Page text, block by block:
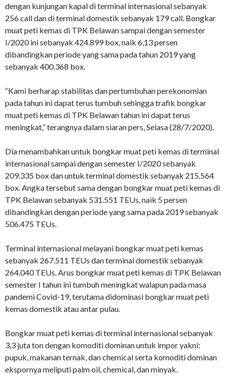
dengan kunjungan kapal di terminal internasional sebanyak
256 call dan di terminal domestik sebanyak 179 call. Bongkar
muat peti kemas di TPK Belawan sampai dengan semester
I/2020 ini sebanyak 424.899 box, naik 6,13 persen
dibandingkan periode yang sama pada tahun 2019 yang
sebanyak 400.368 box.
“Kami berharap stabilitas dan pertumbuhan perekonomian
pada tahun ini dapat terus tumbuh sehingga trafik bongkar
muat peti kemas di TPK Belawan tahun ini dapat terus
meningkat,” terangnya dalam siaran pers, Selasa (28/7/2020).
Dia menambahkan untuk bongkar muat peti kemas di terminal
internasional sampai dengan semester I/2020 sebanyak
209.335 box dan untuk terminal domestik sebanyak 215.564
box. Angka tersebut sama dengan bongkar muat peti kemas di
TPK Belawan sebanyak 531.551 TEUs, naik 5 persen
dibandingkan dengan periode yang sama pada 2019 sebanyak
506.475 TEUs.
Terminal internasional melayani bongkar muat peti kemas
sebanyak 267.511 TEUs dan terminal domestik sebanyak
264.040 TEUs. Arus bongkar muat peti kemas di TPK Belawan
semester I tahun ini tumbuh meningkat walapun pada masa
pandemi Covid-19, terutama didominasi bongkar muat peti
kemas domestik atau antar pulau.
Bongkar muat peti kemas di terminal internasional sebanyak
3,3 juta ton dengan komoditi dominan untuk impor yakni:
pupuk, makanan ternak, dan chemical serta komoditi dominan
ekspornya meliputi palm oil, chemical, dan minyak.